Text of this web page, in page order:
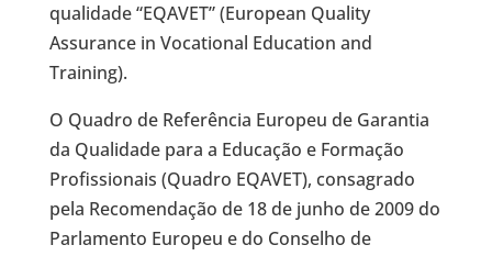
qualidade “EQAVET” (European Quality
Assurance in Vocational Education and
Training).
O Quadro de Referência Europeu de Garantia
da Qualidade para a Educação e Formação
Profissionais (Quadro EQAVET), consagrado
pela Recomendação de 18 de junho de 2009 do
Parlamento Europeu e do Conselho de